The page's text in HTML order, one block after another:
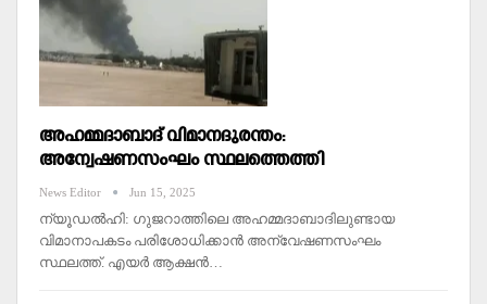
അഹമ്മദാബാദ് വിമാനദുരന്തം:
അന്വേഷണസംഘം സ്ഥലത്തെത്തി
News Editor Jun 15, 2025
ന്യൂഡല്‍ഹി: ഗുജറാത്തിലെ അഹമ്മദാബാദിലുണ്ടായ
വിമാനാപകടം പരിശോധിക്കാന്‍ അന്വേഷണസംഘം
സ്ഥലത്ത്. എയര്‍ ആക്ഷന്‍…